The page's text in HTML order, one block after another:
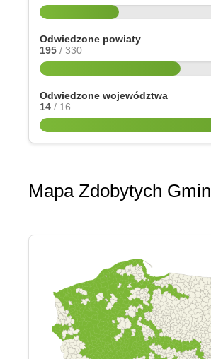
Odwiedzone powiaty
195 / 330
Odwiedzone województwa
14 / 16
Mapa Zdobytych Gmin